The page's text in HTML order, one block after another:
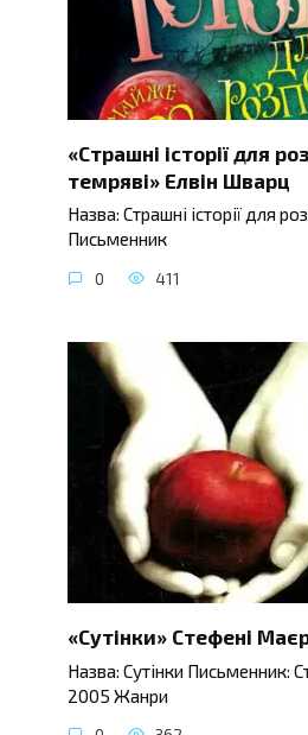
«Страшні історії для
темряві» Елвін Шварц
Назва: Страшні історії для
Письменник
0 411
«Сутінки» Стефені
Назва: Сутінки Письменник:
2005 Жанри